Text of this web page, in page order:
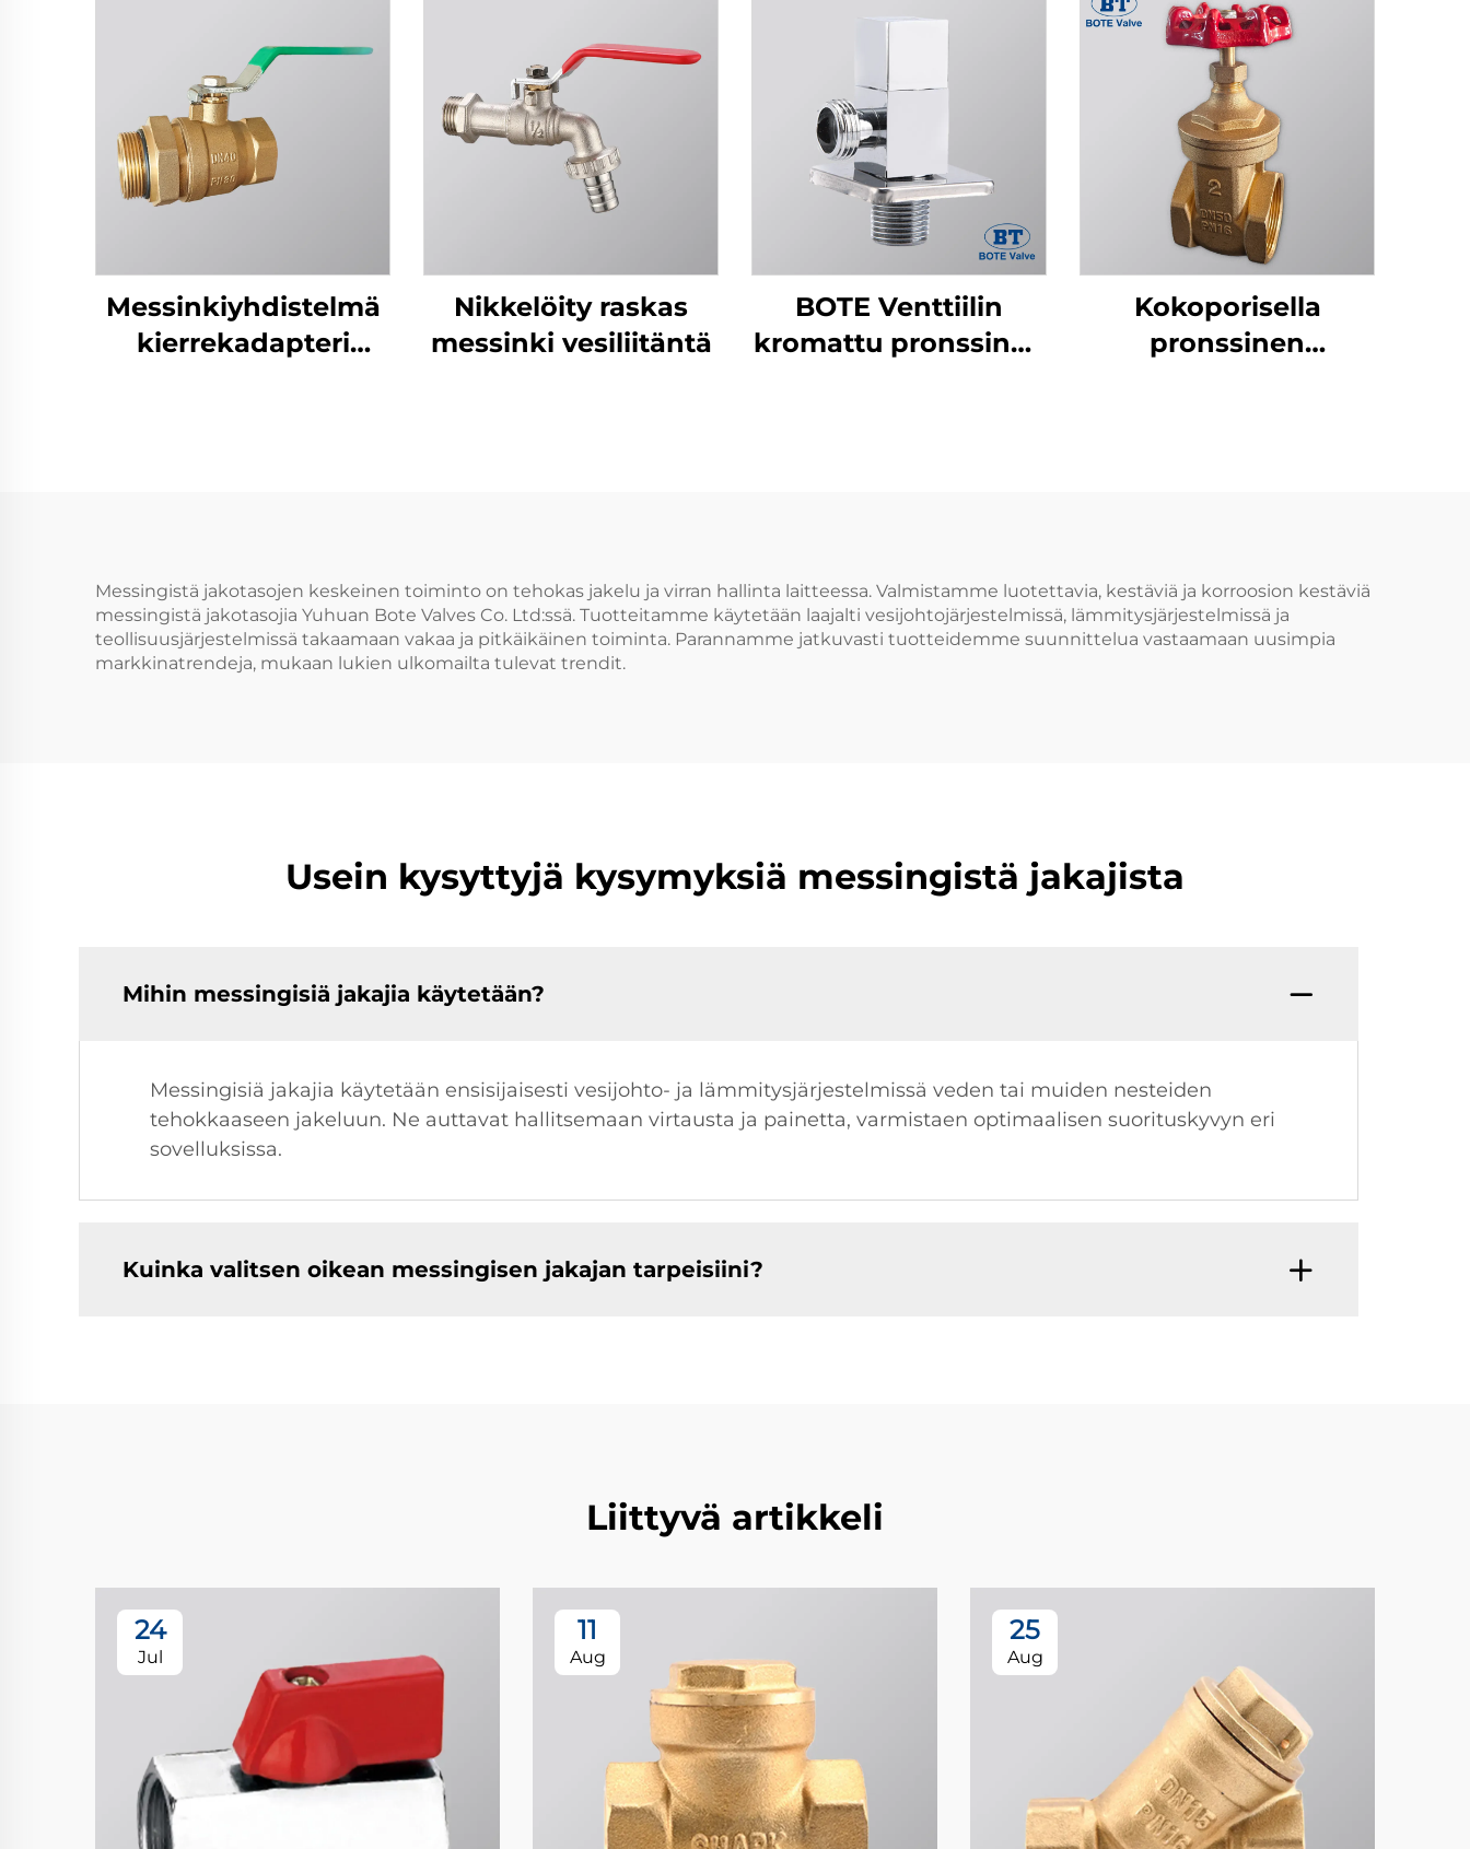
Messinkiyhdistelmä
kierrekadapteri
Nikkelöity raskas
messinki vesiliitäntä
BOTE Venttiilin
kromattu pronssinen
Kokoporisella
pronssinen
Messingistä jakotasojen keskeinen toiminto on tehokas jakelu ja virran hallinta laitteessa. Valmistamme luotettavia, kestäviä ja korroosion kestäviä
messingistä jakotasojia Yuhuan Bote Valves Co. Ltd:ssä. Tuotteitamme käytetään laajalti vesijohtojärjestelmissä, lämmitysjärjestelmissä ja
teollisuusjärjestelmissä takaamaan vakaa ja pitkäikäinen toiminta. Parannamme jatkuvasti tuotteidemme suunnittelua vastaamaan uusimpia
markkinatrendeja, mukaan lukien ulkomailta tulevat trendit.
Usein kysyttyjä kysymyksiä messingistä jakajista
Mihin messingisiä jakajia käytetään?
Messingisiä jakajia käytetään ensisijaisesti vesijohto- ja lämmitysjärjestelmissä veden tai muiden nesteiden
tehokkaaseen jakeluun. Ne auttavat hallitsemaan virtausta ja painetta, varmistaen optimaalisen suorituskyvyn eri
sovelluksissa.
Kuinka valitsen oikean messingisen jakajan tarpeisiini?
Liittyvä artikkeli
24
Jul
11
Aug
25
Aug